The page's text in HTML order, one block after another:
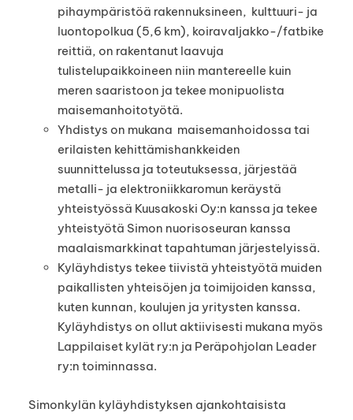
pihaympäristöä rakennuksineen, kulttuuri- ja
luontopolkua (5,6 km), koiravaljakko-/fatbike
reittiä, on rakentanut laavuja
tulistelupaikkoineen niin mantereelle kuin
meren saaristoon ja tekee monipuolista
maisemanhoitotyötä.
Yhdistys on mukana maisemanhoidossa tai
erilaisten kehittämishankkeiden
suunnittelussa ja toteutuksessa, järjestää
metalli- ja elektroniikkaromun keräystä
yhteistyössä Kuusakoski Oy:n kanssa ja tekee
yhteistyötä Simon nuorisoseuran kanssa
maalaismarkkinat tapahtuman järjestelyissä.
Kyläyhdistys tekee tiivistä yhteistyötä muiden
paikallisten yhteisöjen ja toimijoiden kanssa,
kuten kunnan, koulujen ja yritysten kanssa.
Kyläyhdistys on ollut aktiivisesti mukana myös
Lappilaiset kylät ry:n ja Peräpohjolan Leader
ry:n toiminnassa.
Simonkylän kyläyhdistyksen ajankohtaisista